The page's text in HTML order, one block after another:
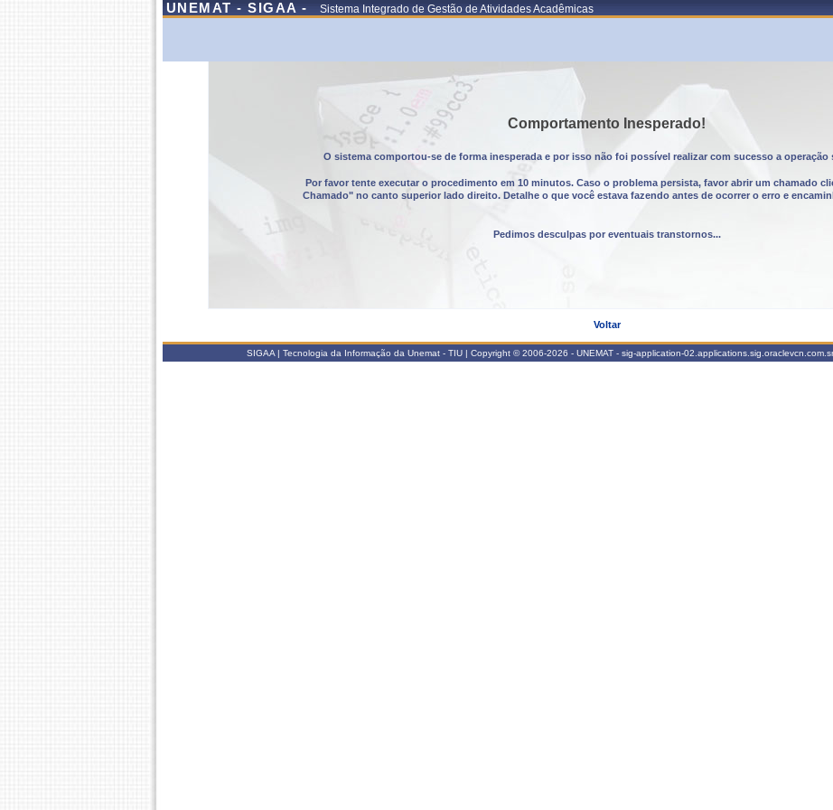
UNEMAT - SIGAA - Sistema Integrado de Gestão de Atividades Acadêmicas
Comportamento Inesperado!
O sistema comportou-se de forma inesperada e por isso não foi possível realizar com sucesso a operação
Por favor tente executar o procedimento em 10 minutos. Caso o problema persista, favor abrir um chamado
Chamado" no canto superior lado direito. Detalhe o que você estava fazendo antes de ocorrer o erro e
Pedimos desculpas por eventuais transtornos...
Voltar
SIGAA | Tecnologia da Informação da Unemat - TIU | Copyright © 2006-2026 - UNEMAT - sig-application-